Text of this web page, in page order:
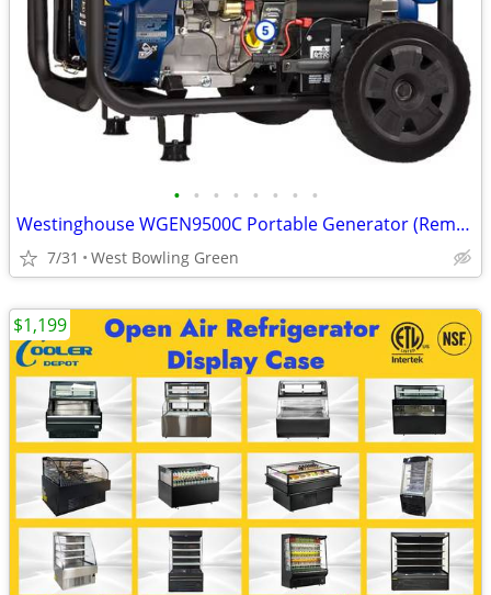
• • • • • • • •
Westinghouse WGEN9500C Portable Generator (Remote Start) 9500W - NEW!
7/31 West Bowling Green
$1,199